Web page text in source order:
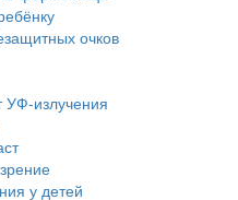
очков
УФ-излучения
у детей